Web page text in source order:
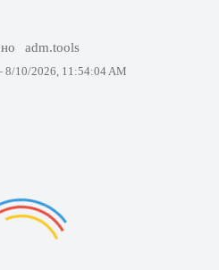
adm.tools
8/10/2026, 11:54:04 AM